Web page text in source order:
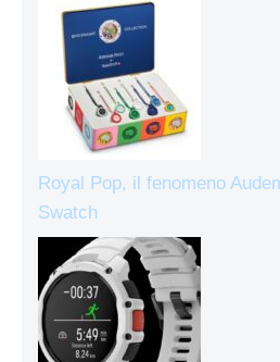
Royal Pop, il fenomeno
Swatch